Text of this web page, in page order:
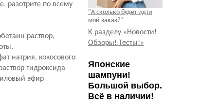
разотрите по всему
раствор,
натрия, кокосового
гидроксида
эфир
"А сколько будет идти
мой заказ?"
К разделу «Новости!
Обзоры! Тесты!»
Японские
шампуни!
Большой выбор.
Всё в наличии!